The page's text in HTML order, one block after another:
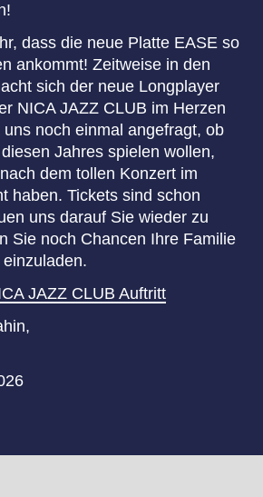
dass die neue Platte EASE so
ankommt! Zeitweise in den
sich der neue Longplayer
NICA JAZZ CLUB im Herzen
noch einmal angefragt, ob
Jahres spielen wollen,
dem tollen Konzert im
haben. Tickets sind schon
uns darauf Sie wieder zu
Sie noch Chancen Ihre Familie
JAZZ CLUB Auftritt